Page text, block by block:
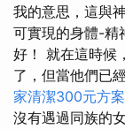
我的意思，這與
可實現的身體-精
好！ 就在這時候
了，但當他們已
家清潔300元方案
沒有遇過同族的